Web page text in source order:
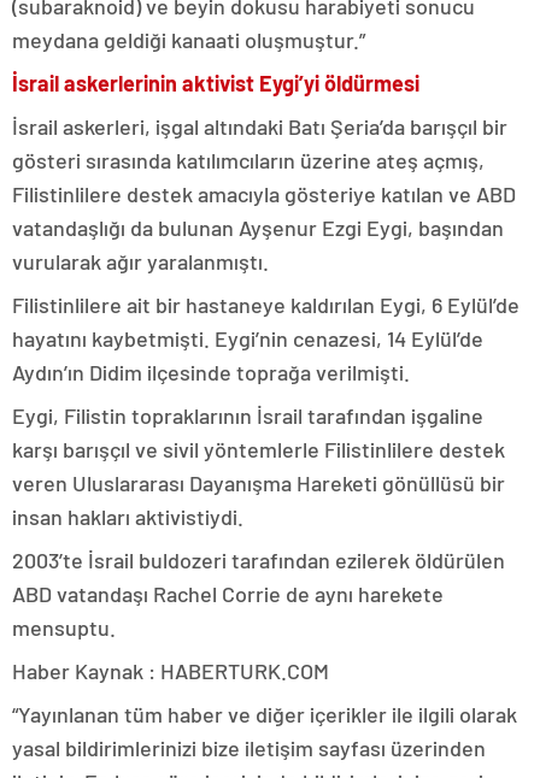
(subaraknoid) ve beyin dokusu harabiyeti sonucu
meydana geldiği kanaati oluşmuştur.”
İsrail askerlerinin aktivist Eygi’yi öldürmesi
İsrail askerleri, işgal altındaki Batı Şeria’da barışçıl bir
gösteri sırasında katılımcıların üzerine ateş açmış,
Filistinlilere destek amacıyla gösteriye katılan ve ABD
vatandaşlığı da bulunan Ayşenur Ezgi Eygi, başından
vurularak ağır yaralanmıştı.
Filistinlilere ait bir hastaneye kaldırılan Eygi, 6 Eylül’de
hayatını kaybetmişti. Eygi’nin cenazesi, 14 Eylül’de
Aydın’ın Didim ilçesinde toprağa verilmişti.
Eygi, Filistin topraklarının İsrail tarafından işgaline
karşı barışçıl ve sivil yöntemlerle Filistinlilere destek
veren Uluslararası Dayanışma Hareketi gönüllüsü bir
insan hakları aktivistiydi.
2003’te İsrail buldozeri tarafından ezilerek öldürülen
ABD vatandaşı Rachel Corrie de aynı harekete
mensuptu.
Haber Kaynak : HABERTURK.COM
“Yayınlanan tüm haber ve diğer içerikler ile ilgili olarak
yasal bildirimlerinizi bize iletişim sayfası üzerinden